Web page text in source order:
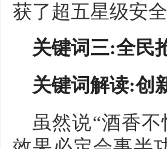
获了超五星级安
关键词三:全民
关键词解读:创
虽然说“酒香